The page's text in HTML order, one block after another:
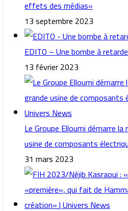
effets des médias»
13 septembre 2023
EDITO – Une bombe à
13 février 2023
Le Groupe Elloumi démarre
usine de composants
31 mars 2023